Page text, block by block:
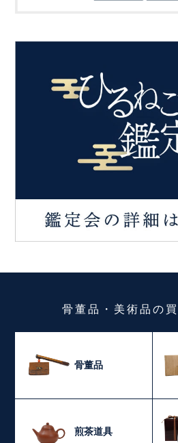
骨董品・美術品の
骨董品
煎茶道具